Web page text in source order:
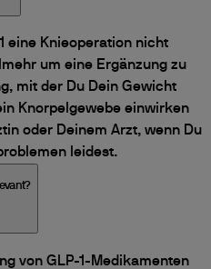
eine Knieoperation nicht
um eine Ergänzung zu
mit der Du Dein Gewicht
Knorpelgewebe einwirken
oder Deinem Arzt, wenn Du
leidest.
von GLP-1-Medikamenten